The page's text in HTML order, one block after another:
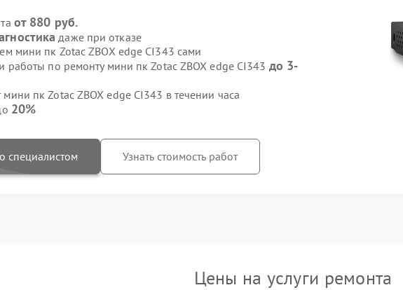
от 880 руб.
даже при отказе
мини пк Zotac ZBOX edge CI343 сами
работы по ремонту мини пк Zotac ZBOX edge CI343 до 3-
пк Zotac ZBOX edge CI343 в течении часа
20%
специалистом Узнать стоимость работ
Цены на услуги ремонта